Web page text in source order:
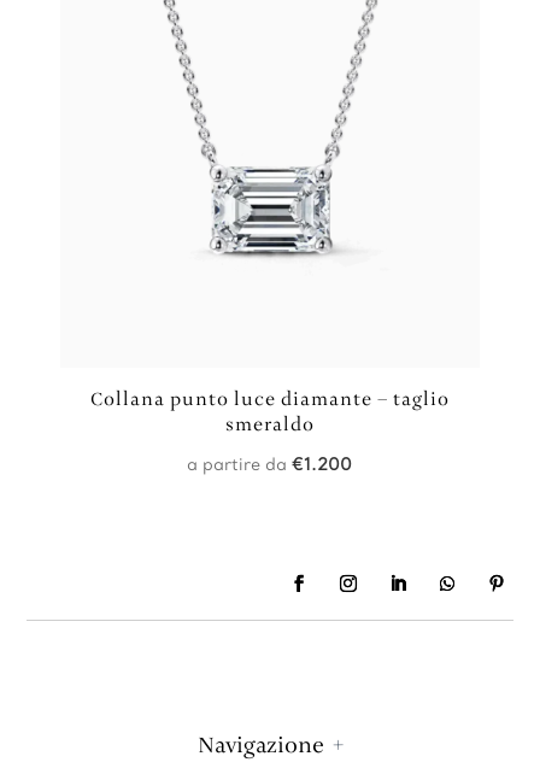
Collana punto luce diamante – taglio
smeraldo
a partire da€1.200
Navigazione